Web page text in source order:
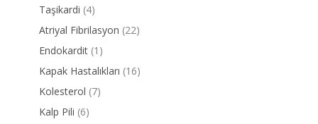
Taşikardi (4)
Atriyal Fibrilasyon (22)
Endokardit (1)
Kapak Hastalıkları (16)
Kolesterol (7)
Kalp Pili (6)